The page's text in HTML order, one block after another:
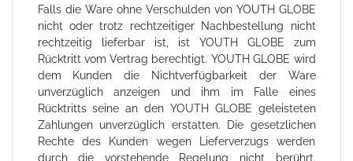
Falls die Ware ohne Verschulden von YOUTH GLOBE
nicht oder trotz rechtzeitiger Nachbestellung nicht
rechtzeitig lieferbar ist, ist YOUTH GLOBE zum
Rücktritt vom Vertrag berechtigt. YOUTH GLOBE wird
dem Kunden die Nichtverfügbarkeit der Ware
unverzüglich anzeigen und ihm im Falle eines
Rücktritts seine an den YOUTH GLOBE geleisteten
Zahlungen unverzüglich erstatten. Die gesetzlichen
Rechte des Kunden wegen Lieferverzugs werden
durch die vorstehende Regelung nicht berührt.